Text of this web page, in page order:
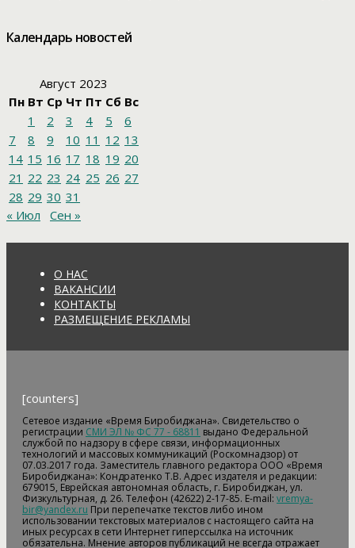
Календарь новостей
Август 2023
Пн Вт Ср Чт Пт Сб Вс
1
2 3 4 5
6
7
8 9 10 11 12 13
14 15 16 17 18 19 20
21 22 23 24 25 26 27
28 29 30 31
« Июл
Сен »
О НАС
ВАКАНСИИ
КОНТАКТЫ
РАЗМЕЩЕНИЕ РЕКЛАМЫ
[counters]
Сетевое издание «Время Биробиджана». Свидетельство о
регистрации СМИ ЭЛ № ФС 77 - 68811 выдано Федеральной
службой по надзору в сфере связи, информационных
технологий и массовых коммуникаций (Роскомнадзор) от
07.03.2017 года. Заместитель главного редактора ООО «Время
Биробиджана»: Кондратенко Т.В. Адрес издателя и редакции:
679015, Еврейская автономная область, г. Биробиджан, ул.
Физкультурная, д. 26. Телефон (42622) 2-17-85. E-mail: vremya-
bir@yandex.ru При перепечатке текстов либо ином
использовании текстовых материалов с настоящего сайта на
иных ресурсах в сети Интернет гиперссылка на источник
обязательна. Мнение авторов публикаций не всегда отражает